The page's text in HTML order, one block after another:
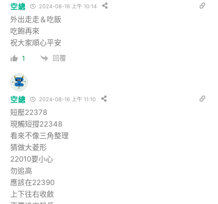
空總 2024-08-16 上午 10:14
外出走走＆吃飯
吃飽再來
祝大家順心平安
1 回覆
空總 2024-08-16 上午 11:10
短壓22378
現觸短撐22348
看來不像三角整理
猜做大菱形
22010要小心
勿追高
應該在22390
上下往右收斂